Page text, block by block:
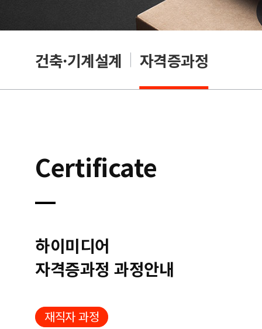
건축·기계설계 자격증과정
Certificate
하이미디어
자격증과정 과정안내
재직자 과정